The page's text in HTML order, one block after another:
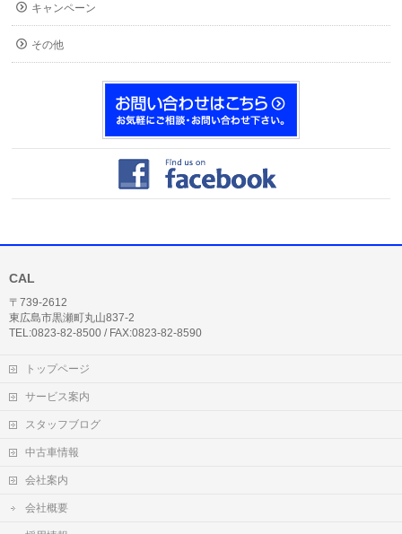
キャンペーン
その他
CAL
〒739-2612
東広島市黒瀬町丸山837-2
TEL:0823-82-8500 / FAX:0823-82-8590
トップページ
サービス案内
スタッフブログ
中古車情報
会社案内
会社概要